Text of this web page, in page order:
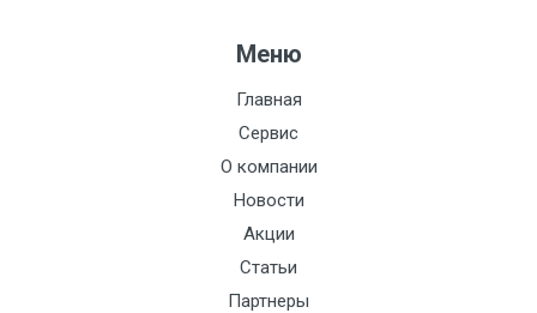
Меню
Главная
Сервис
О компании
Новости
Акции
Статьи
Партнеры